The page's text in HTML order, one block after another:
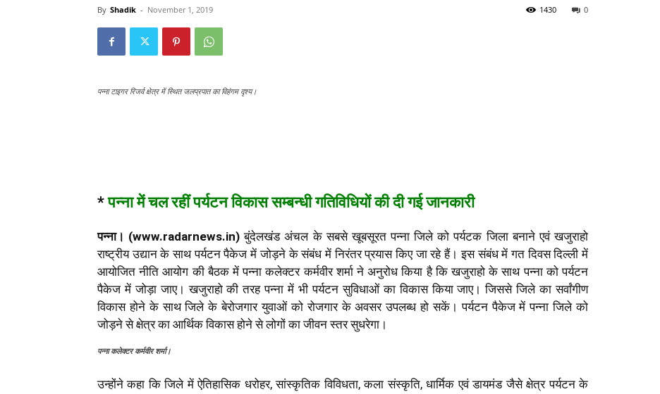
By Shadik - November 1, 2019 0
1430
पन्ना टाइगर रिजर्व क्षेत्र में स्थित जलप्रपात का विहंगम दृश्य।
*पन्ना में चल रहीं पर्यटन विकास सम्बन्धी गतिविधियों की दी गई जानकारी
पन्ना। (www.radarnews.in) बुंदेलखंड अंचल के सबसे खूबसूरत पन्ना जिले को पर्यटक जिला बनाने एवं खजुराहो
राष्ट्रीय उद्यान के साथ पर्यटन पैकेज में जोड़ने के संबंध में निरंतर प्रयास किए जा रहे हैं। इस संबंध में गत दिवस दिल्ली में
आयोजित नीति आयोग की बैठक में पन्ना कलेक्टर कर्मवीर शर्मा ने अनुरोध किया है कि खजुराहो के साथ पन्ना को पर्यटन
पैकेज में जोड़ा जाए। खजुराहो की तरह पन्ना में भी पर्यटन सुविधाओं का विकास किया जाए। जिससे जिले का सर्वांगीण
विकास होने के साथ जिले के बेरोजगार युवाओं को रोजगार के अवसर उपलब्ध हो सकें। पर्यटन पैकेज में पन्ना जिले को
जोड़ने से क्षेत्र का आर्थिक विकास होने से लोगों का जीवन स्तर सुधरेगा।
पन्ना कलेक्टर कर्मवीर शर्मा।
उन्होंने कहा कि जिले में ऐतिहासिक धरोहर, सांस्कृतिक विविधता, कला संस्कृति, धार्मिक एवं डायमंड जैसे क्षेत्र पर्यटन के